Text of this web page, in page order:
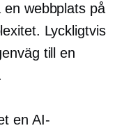
webbplats på
Lyckligtvis
till en
en AI-